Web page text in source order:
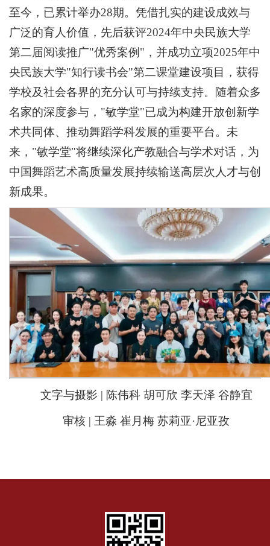
至今，已累计举办28期。凭借扎实的建设成效与
广泛的育人价值，先后获评2024年中央民族大学
第二届阅读推广"优秀案例"，并成功立项2025年中
央民族大学"知行读书会"第二课堂建设项目，获得
学校及社会各界的充分认可与持续支持。随着众多
名家的深度参与，"敏学堂"已成为构建开放创新学
术共同体、推动舞蹈学科发展的重要平台。未
来，"敏学堂"将继续深化产教融合与学术对话，为
中国舞蹈艺术高质量发展持续输送高层次人才与创
新成果。
文字与摄影 | 陈伟科 胡可欣 李天泽 谷静宜
审核 | 王淼 崔月梅 苏莉亚·尼亚孜